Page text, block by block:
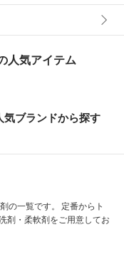
人気アイテム
気ブランドから探す
の一覧です。 定番からト
剤・柔軟剤をご用意してお